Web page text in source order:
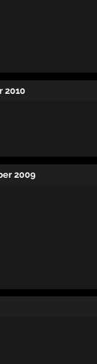
2010
2009